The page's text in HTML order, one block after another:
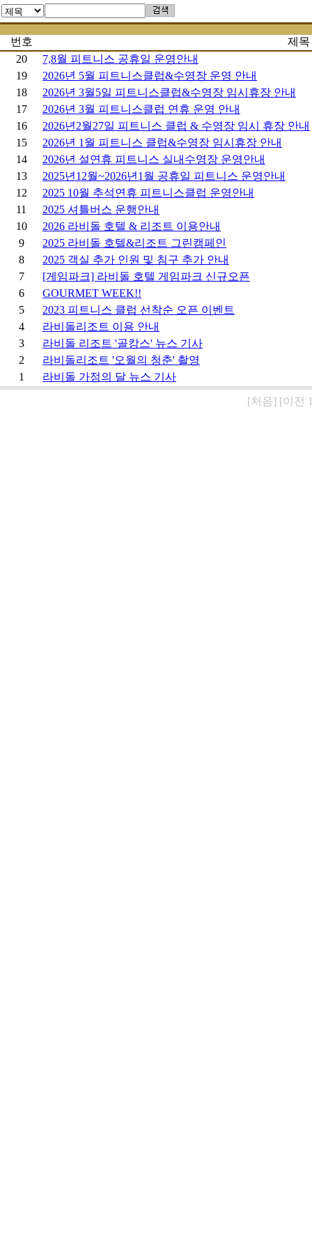
번호
제목
20
7,8월 피트니스 공휴일 운영안내
19
2026년 5월 피트니스클럽&수영장 운영 안내
18
2026년 3월5일 피트니스클럽&수영장 임시휴장 안내
17
2026년 3월 피트니스클럽 연휴 운영 안내
16
2026년2월27일 피트니스 클럽 & 수영장 임시 휴장 안내
15
2026년 1월 피트니스 클럽&수영장 임시휴장 안내
14
2026년 설연휴 피트니스 실내수영장 운영안내
13
2025년12월~2026년1월 공휴일 피트니스 운영안내
12
2025 10월 추석연휴 피트니스클럽 운영안내
11
2025 셔틀버스 운행안내
10
2026 라비돌 호텔 & 리조트 이용안내
9
2025 라비돌 호텔&리조트 그린캠페인
8
2025 객실 추가 인원 및 침구 추가 안내
7
[게임파크] 라비돌 호텔 게임파크 신규오픈
6
GOURMET WEEK!!
5
2023 피트니스 클럽 선착순 오픈 이벤트
4
라비돌리조트 이용 안내
3
라비돌 리조트 '골캉스' 뉴스 기사
2
라비돌리조트 '오월의 청춘' 촬영
1
라비돌 가정의 달 뉴스 기사
[처음] [이전